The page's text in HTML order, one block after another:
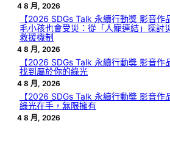
4 8 月, 2026
【2026 SDGs Talk 永續行動獎 影音作
毛小孩也會受災：從「人寵連結」探討
救援機制
4 8 月, 2026
【2026 SDGs Talk 永續行動獎 影音作
找到屬於你的綠光
4 8 月, 2026
【2026 SDGs Talk 永續行動獎 影音作
綠光在手，無限擁有
4 8 月, 2026